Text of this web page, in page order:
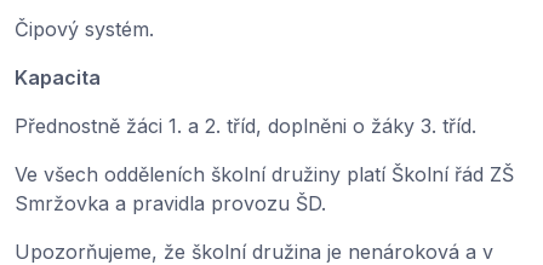
Čipový systém.
Kapacita
Přednostně žáci 1. a 2. tříd, doplněni o žáky 3. tříd.
Ve všech odděleních školní družiny platí Školní řád ZŠ
Smržovka a pravidla provozu ŠD.
Upozorňujeme, že školní družina je nenároková a v